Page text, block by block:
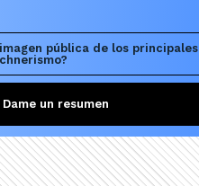
pública de los principales
Dame un resumen